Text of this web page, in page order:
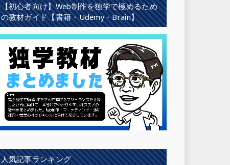
【初心者向け】Web制作を独学で極めるため
の教材ガイド【書籍・Udemy・Brain】
人気記事ランキング